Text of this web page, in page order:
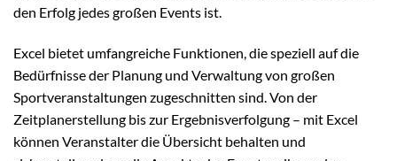
den Erfolg jedes großen Events ist.
Excel bietet umfangreiche Funktionen, die speziell auf die
Bedürfnisse der Planung und Verwaltung von großen
Sportveranstaltungen zugeschnitten sind. Von der
Zeitplanerstellung bis zur Ergebnisverfolgung – mit Excel
können Veranstalter die Übersicht behalten und